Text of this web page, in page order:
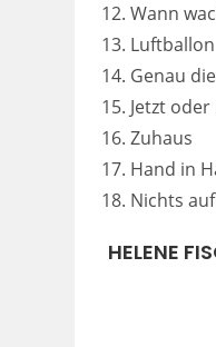
Wann
Luftballon
Genau
Jetzt oder
Zuhaus
Hand in
Nichts
HELENE